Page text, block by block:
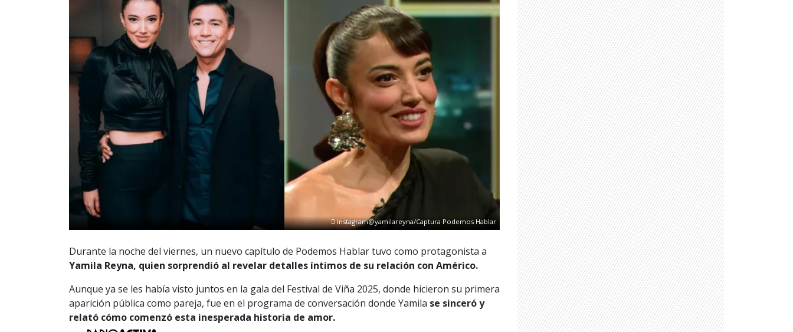
Instagram@yamilareyna/Captura Podemos Hablar
Durante la noche del viernes, un nuevo capítulo de Podemos Hablar tuvo como protagonista a
Yamila Reyna, quien sorprendió al revelar detalles íntimos de su relación con Américo.
Aunque ya se les había visto juntos en la gala del Festival de Viña 2025, donde hicieron su primera
aparición pública como pareja, fue en el programa de conversación donde Yamila se sinceró y
relató cómo comenzó esta inesperada historia de amor.